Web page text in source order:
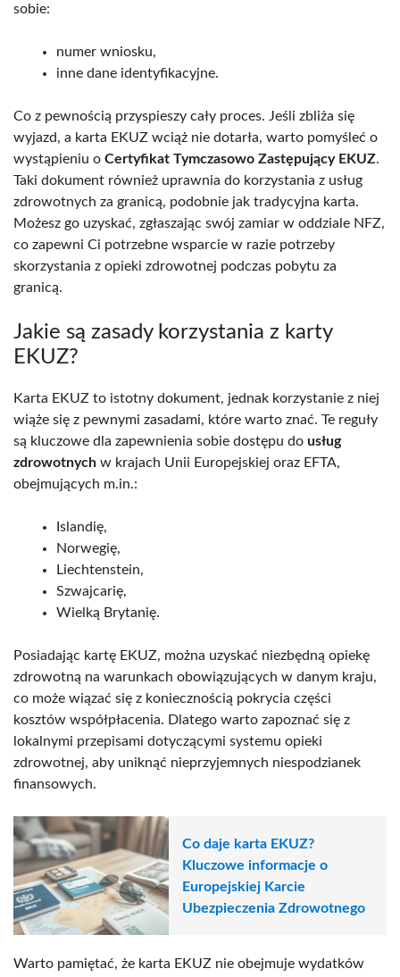
sobie:
numer wniosku,
inne dane identyfikacyjne.
Co z pewnością przyspieszy cały proces. Jeśli zbliża się
wyjazd, a karta EKUZ wciąż nie dotarła, warto pomyśleć o
wystąpieniu o Certyfikat Tymczasowo Zastępujący EKUZ.
Taki dokument również uprawnia do korzystania z usług
zdrowotnych za granicą, podobnie jak tradycyjna karta.
Możesz go uzyskać, zgłaszając swój zamiar w oddziale NFZ,
co zapewni Ci potrzebne wsparcie w razie potrzeby
skorzystania z opieki zdrowotnej podczas pobytu za
granicą.
Jakie są zasady korzystania z karty
EKUZ?
Karta EKUZ to istotny dokument, jednak korzystanie z niej
wiąże się z pewnymi zasadami, które warto znać. Te reguły
są kluczowe dla zapewnienia sobie dostępu do usług
zdrowotnych w krajach Unii Europejskiej oraz EFTA,
obejmujących m.in.:
Islandię,
Norwegię,
Liechtenstein,
Szwajcarię,
Wielką Brytanię.
Posiadając kartę EKUZ, można uzyskać niezbędną opiekę
zdrowotną na warunkach obowiązujących w danym kraju,
co może wiązać się z koniecznością pokrycia części
kosztów współpłacenia. Dlatego warto zapoznać się z
lokalnymi przepisami dotyczącymi systemu opieki
zdrowotnej, aby uniknąć nieprzyjemnych niespodzianek
finansowych.
Co daje karta EKUZ?
Kluczowe informacje o
Europejskiej Karcie
Ubezpieczenia Zdrowotnego
Warto pamiętać, że karta EKUZ nie obejmuje wydatków